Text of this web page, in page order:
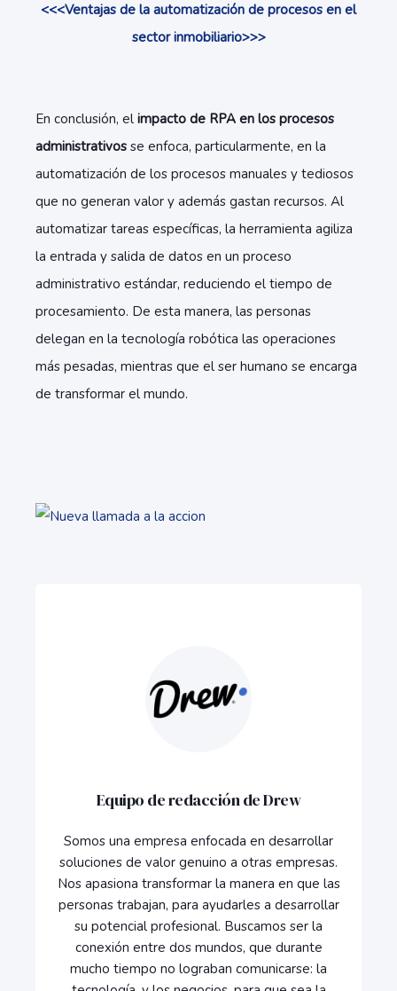
<<<Ventajas de la automatización de procesos en el
sector inmobiliario>>>
En conclusión, el impacto de RPA en los procesos
administrativos se enfoca, particularmente, en la
automatización de los procesos manuales y tediosos
que no generan valor y además gastan recursos. Al
automatizar tareas específicas, la herramienta agiliza
la entrada y salida de datos en un proceso
administrativo estándar, reduciendo el tiempo de
procesamiento. De esta manera, las personas
delegan en la tecnología robótica las operaciones
más pesadas, mientras que el ser humano se encarga
de transformar el mundo.
Equipo de redacción de Drew
Somos una empresa enfocada en desarrollar
soluciones de valor genuino a otras empresas.
Nos apasiona transformar la manera en que las
personas trabajan, para ayudarles a desarrollar
su potencial profesional. Buscamos ser la
conexión entre dos mundos, que durante
mucho tiempo no lograban comunicarse: la